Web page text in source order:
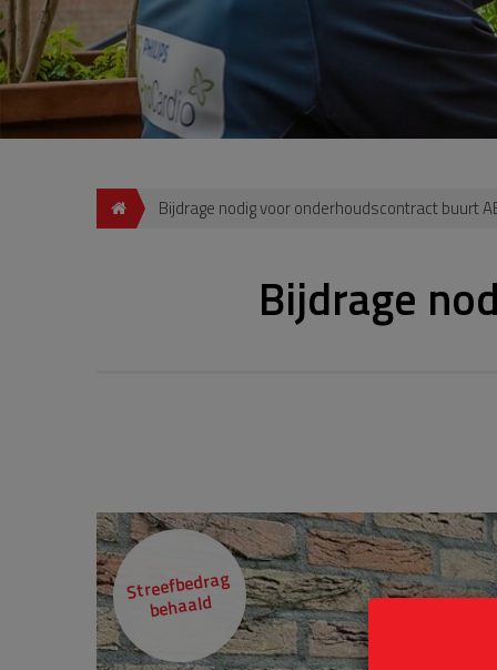
Bijdrage nodig voor onderhoudscontract buurt
Bijdrage
Streefbedrag
behaald